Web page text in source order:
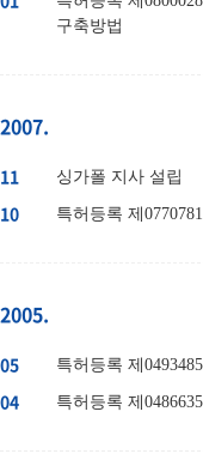
구축방법
2007.
11 싱가폴 지사 설립
10 특허등록 제
2005.
05 특허등록 제
04 특허등록 제